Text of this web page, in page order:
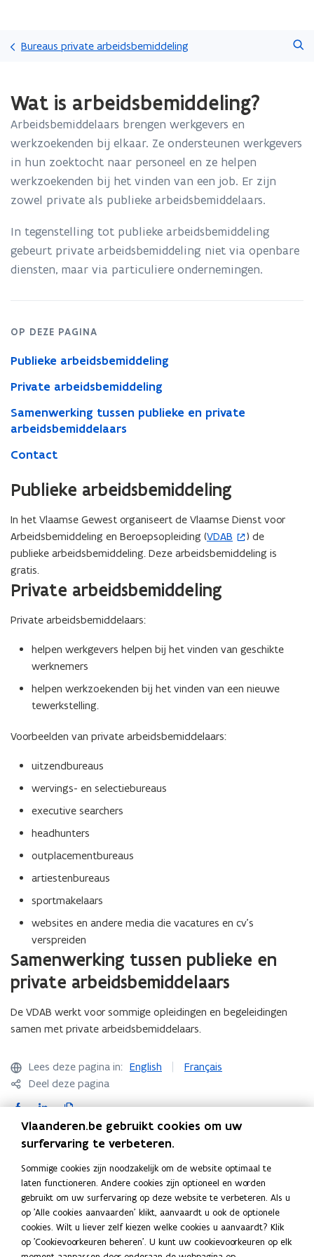
en
naar
gaan
Bureaus private arbeidsbemiddeling
met
laden.
bevindt
zich
op:
Wat
Wat is arbeidsbemiddeling?
Arbeidsbemiddelaars brengen werkgevers en
werkzoekenden bij elkaar. Ze ondersteunen werkgevers
in hun zoektocht naar personeel en ze helpen
werkzoekenden bij het vinden van een job. Er zijn
zowel private als publieke arbeidsbemiddelaars.
In tegenstelling tot publieke arbeidsbemiddeling
gebeurt private arbeidsbemiddeling niet via openbare
diensten, maar via particuliere ondernemingen.
OP DEZE PAGINA
Publieke arbeidsbemiddeling
Private arbeidsbemiddeling
Samenwerking tussen publieke en private
arbeidsbemiddelaars
Contact
Publieke arbeidsbemiddeling
In het Vlaamse Gewest organiseert de Vlaamse Dienst voor
Arbeidsbemiddeling en Beroepsopleiding (VDAB
(
o
e
n
i
w
) de
publieke arbeidsbemiddeling. Deze arbeidsbemiddeling is
gratis.
Private arbeidsbemiddeling
Private arbeidsbemiddelaars:
helpen werkgevers helpen bij het vinden van geschikte
werknemers
helpen werkzoekenden bij het vinden van een nieuwe
tewerkstelling.
Voorbeelden van private arbeidsbemiddelaars:
uitzendbureaus
wervings- en selectiebureaus
executive searchers
headhunters
outplacementbureaus
artiestenbureaus
sportmakelaars
websites en andere media die vacatures en cv’s
verspreiden
Samenwerking tussen publieke en
private arbeidsbemiddelaars
De VDAB werkt voor sommige opleidingen en begeleidingen
samen met private arbeidsbemiddelaars.
Lees deze pagina in: English
Français
Deel deze pagina
F
L
i
n
e
d
i
n
o
K
o
p
e
e
l
i
Contact
Departement Werk, Economie, Wetenschap, Innovatie
en Sociale Economie
Dienst Dienstencheques en Uitzendarbeid
Vlaanderen.be gebruikt cookies om uw
surfervaring te verbeteren.
Sommige cookies zijn noodzakelijk om de website optimaal te
laten functioneren. Andere cookies zijn optioneel en worden
gebruikt om uw surfervaring op deze website te verbeteren. Als u
op 'Alle cookies aanvaarden' klikt, aanvaardt u ook de optionele
cookies. Wilt u liever zelf kiezen welke cookies u aanvaardt? Klik
op 'Cookievoorkeuren beheren'. U kunt uw cookievoorkeuren op elk